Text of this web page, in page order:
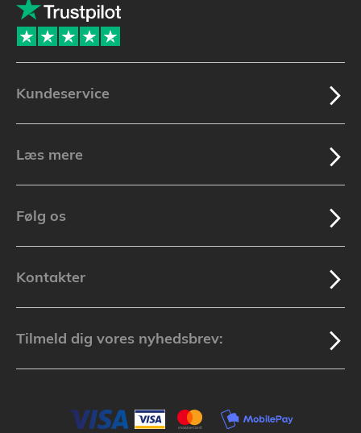
Kundeservice
Læs mere
Følg os
Kontakter
Tilmeld dig vores nyhedsbrev: